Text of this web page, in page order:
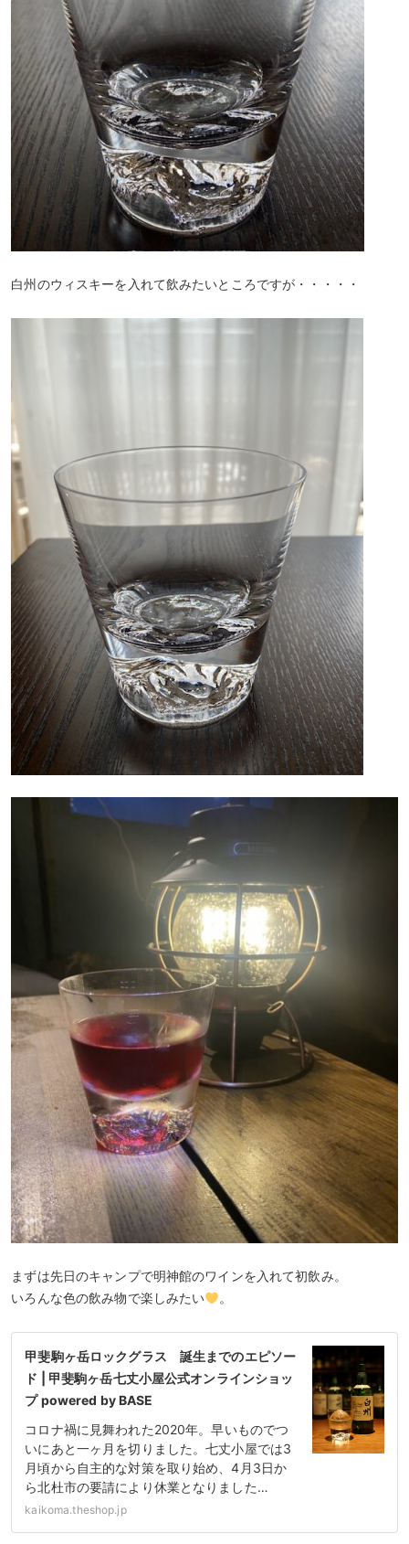
白州のウィスキーを入れて飲みたいところですが・・・・・
まずは先日のキャンプで明神館のワインを入れて初飲み。
いろんな色の飲み物で楽しみたい
。
甲斐駒ヶ岳ロックグラス 誕生までのエピソー
ド | 甲斐駒ヶ岳七丈小屋公式オンラインショッ
プ powered by BASE
コロナ禍に見舞われた2020年。早いものでつ
いにあと一ヶ月を切りました。七丈小屋では3
月頃から自主的な対策を取り始め、4月3日か
ら北杜市の要請により休業となりました…
kaikoma.theshop.jp